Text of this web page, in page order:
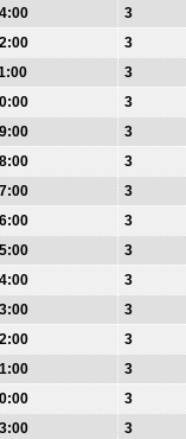
3
3
3
3
3
3
3
3
3
3
3
3
3
3
3